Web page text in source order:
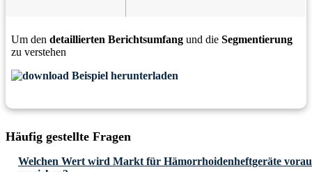
Um den detaillierten Berichtsumfang und die Segmentierung
zu verstehen
Beispiel herunterladen
Häufig gestellte Fragen
Welchen Wert wird Markt für Hämorrhoidenheftgeräte